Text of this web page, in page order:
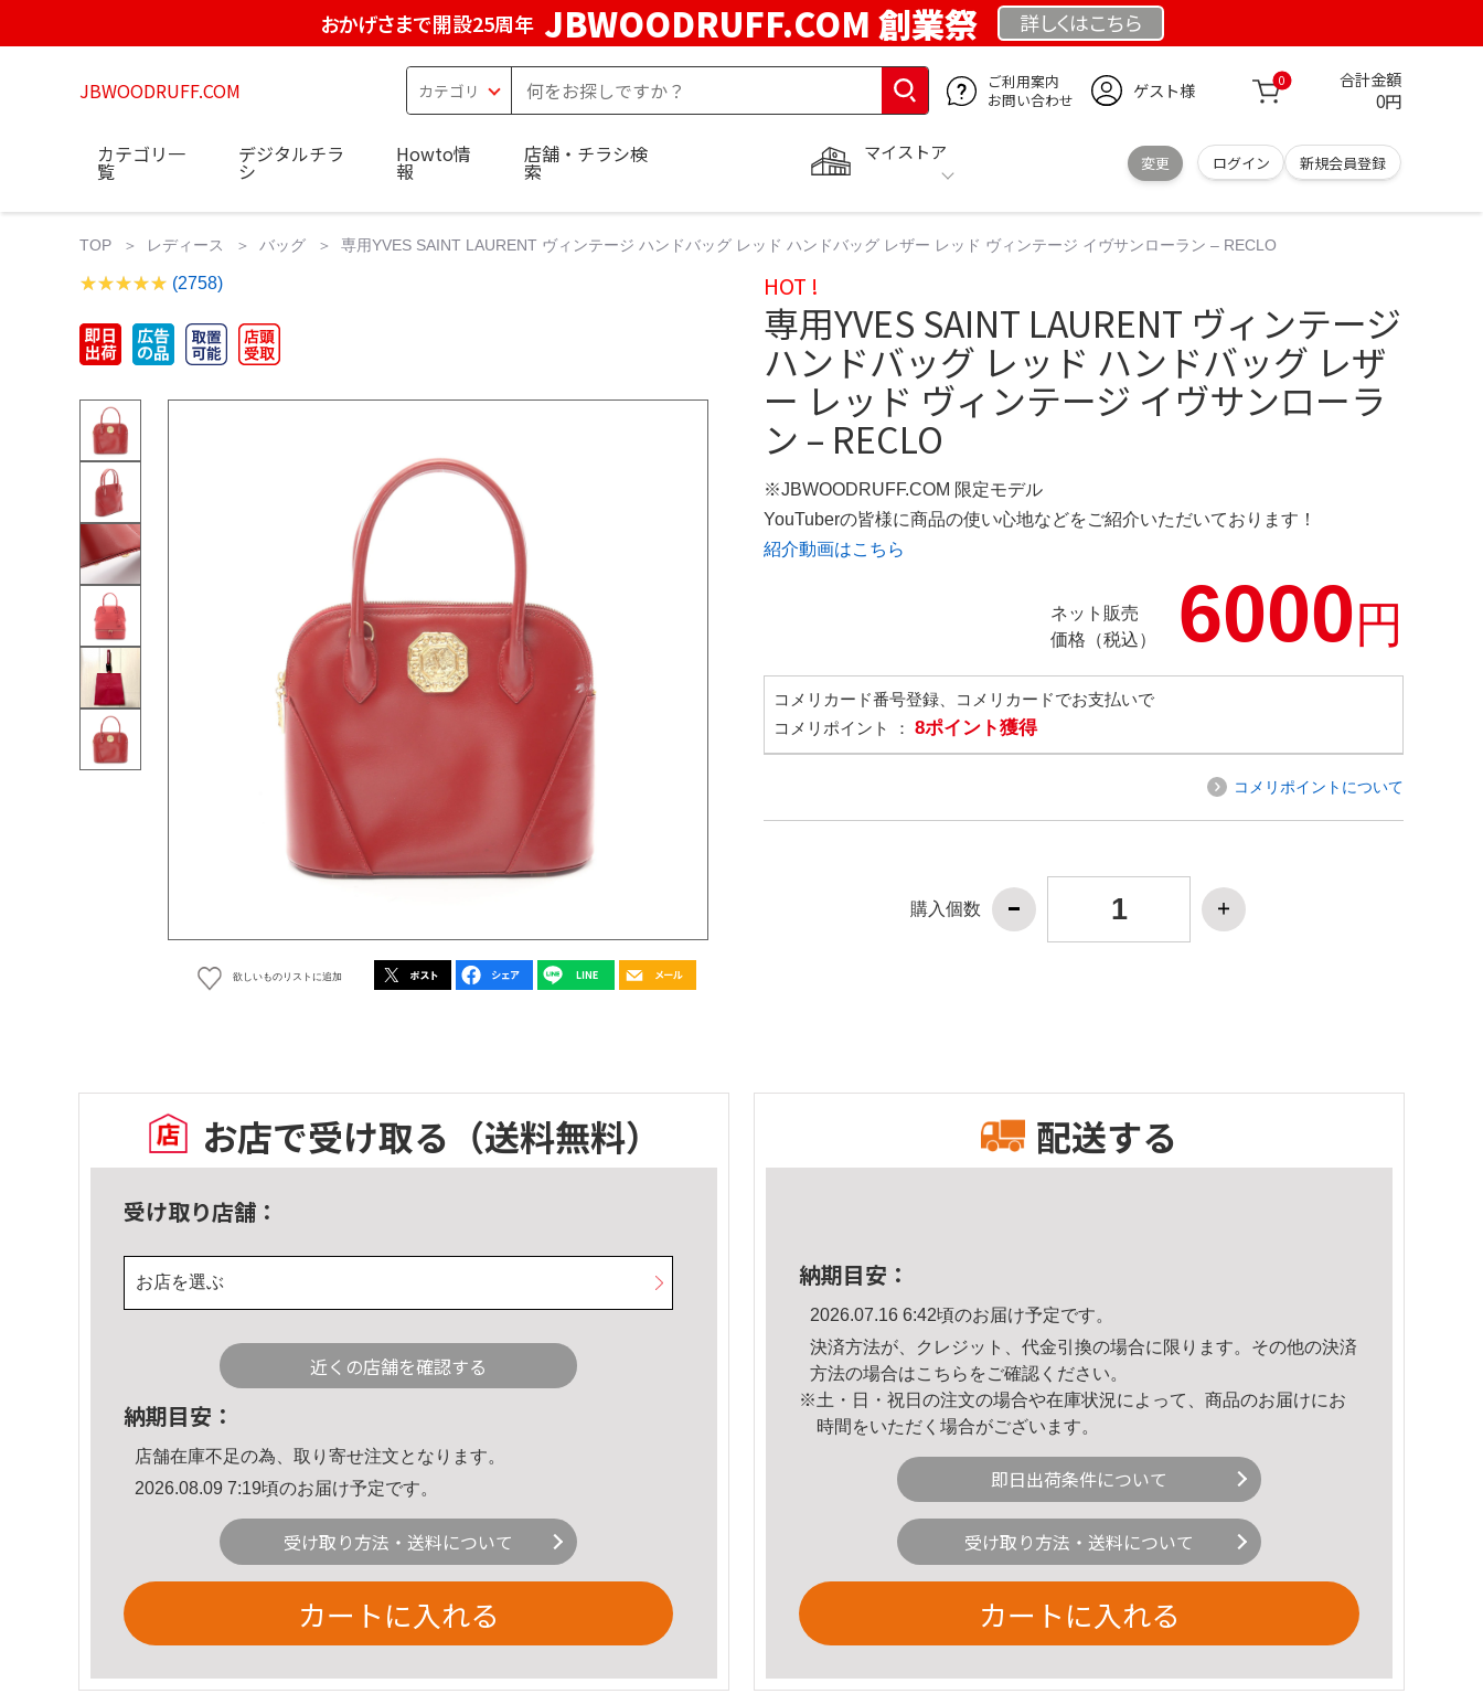
おかげさまで開設25周年 JBWOODRUFF.COM 創業祭 詳しくはこちら
JBWOODRUFF.COM
ご利用案内
お問い合わせ
ゲスト様 0 合計金額
0円
マイストア
変更 ログイン 新規会員登録
カテゴリ一
覧
デジタルチラ
シ
Howto情
報
店舗・チラシ検
索
TOP レディース バッグ 専用YVES SAINT LAURENT ヴィンテージ ハンドバッグ レッド ハンドバッグ レザー レッド ヴィンテージ イヴサンローラン – RECLO
(2758)
欲しいものリストに追加
HOT !
専用YVES SAINT LAURENT ヴィンテージ
ハンドバッグ レッド ハンドバッグ レザ
ー レッド ヴィンテージ イヴサンローラ
ン – RECLO
※JBWOODRUFF.COM 限定モデル
YouTuberの皆様に商品の使い心地などをご紹介いただいております！
紹介動画はこちら
ネット販売
価格（税込）
6000円
コメリカード番号登録、コメリカードでお支払いで
コメリポイント ： 8ポイント獲得
コメリポイントについて
購入個数
お店で受け取る （送料無料）
受け取り店舗：
お店を選ぶ
近くの店舗を確認する
納期目安：
店舗在庫不足の為、取り寄せ注文となります。
2026.08.09 7:19頃のお届け予定です。
受け取り方法・送料について
カートに入れる
配送する
納期目安：
2026.07.16 6:42頃のお届け予定です。
決済方法が、クレジット、代金引換の場合に限ります。その他の決済
方法の場合はこちら をご確認ください。
※土・日・祝日の注文の場合や在庫状況によって、商品のお届けにお
時間をいただく場合がございます。
即日出荷条件について
受け取り方法・送料について
カートに入れる